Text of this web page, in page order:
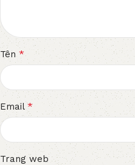
Tên*
Email*
Trang web